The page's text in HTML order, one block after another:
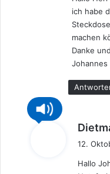
ich habe
machen
Danke
Johannes
12.
Hallo